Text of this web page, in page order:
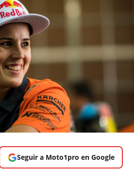
Seguir a Moto1pro en Google